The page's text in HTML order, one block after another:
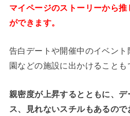
マイページのストーリーから
ができます。
告白デートや開催中のイベン
園などの施設に出かけることも
親密度が上昇するとともに、
ス、見れないスチルもあるので